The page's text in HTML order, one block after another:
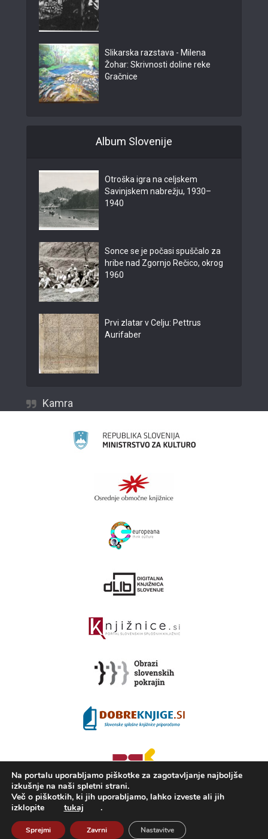
Slikarska razstava - Milena
Žohar: Skrivnosti doline reke
Gračnice
Album Slovenije
Otroška igra na celjskem
Savinjskem nabrežju, 1930–
1940
Sonce se je počasi spuščalo za
hribe nad Zgornjo Rečico, okrog
1960
Prvi zlatar v Celju: Pettrus
Aurifaber
Kamra
2008 - 2026 © Portal KAMRA
O Kamri
Pogoji uporabe Izjava o dostopnosti
Na portalu uporabljamo piškotke za zagotavljanje najboljše
izkušnje na naši spletni strani.
Več o piškotkih, ki jih uporabljamo, lahko izveste ali jih
izklopite
tukaj .
Sprejmi Zavrni Nastavitve